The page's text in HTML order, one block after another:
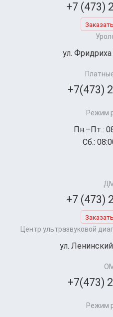
+7 (473)
ул. Фридриха
+7(473)
Режим
Пн.–Пт.:
Сб.:
+7 (473)
Центр ультразвуковой
ул.
+7(473)
Режим